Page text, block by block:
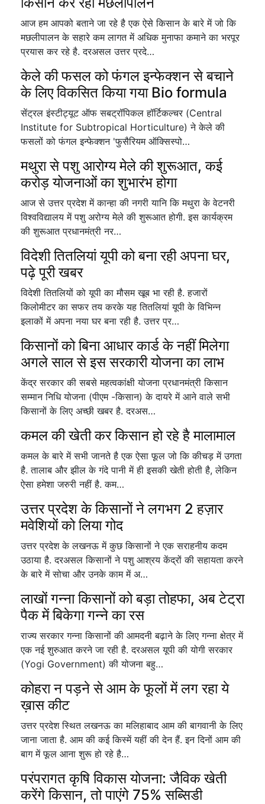
आज हम आपको बताने जा रहे है एक ऐसे किसान के बारे में जो कि
मछलीपालन के सहारे कम लागत में अधिक मुनाफा कमाने का भरपूर
प्रयास कर रहे है. दरअसल उत्तर प्रदे…
केले की फसल को फंगल इन्फेक्शन से बचाने
के लिए विकसित किया गया Bio formula
सेंट्रल इंस्टीट्यूट ऑफ सबट्रॉपिकल हॉर्टिकल्चर (Central
Institute for Subtropical Horticulture) ने केले की
फसलों को फंगल इन्फेक्शन 'फुसैरियम ऑक्सिस्पो…
मथुरा से पशु आरोग्य मेले की शुरूआत, कई
करोड़ योजनाओं का शुभारंभ होगा
आज से उत्तर प्रदेश में कान्हा की नगरी यानि कि मथुरा के वेटनरी
विश्वविद्यालय में पशु अरोग्य मेले की शुरूआत होगी. इस कार्यक्रम
की शुरूआत प्रधानमंत्री नर…
विदेशी तितलियां यूपी को बना रही अपना घर,
पढ़े पूरी खबर
विदेशी तितलियों को यूपी का मौसम खूब भा रही है. हजारों
किलोमीटर का सफर तय करके यह तितलियां यूपी के विभिन्न
इलाकों में अपना नया घर बना रही है. उत्तर प्र…
किसानों को बिना आधार कार्ड के नहीं मिलेगा
अगले साल से इस सरकारी योजना का लाभ
केंद्र सरकार की सबसे महत्वकांक्षी योजना प्रधानमंत्री किसान
सम्मान निधि योजना (पीएम -किसान) के दायरे में आने वाले सभी
किसानों के लिए अच्छी खबर है. दरअस…
कमल की खेती कर किसान हो रहे है मालामाल
कमल के बारे में सभी जानते है एक ऐसा फूल जो कि कीचड़ में उगता
है. तालाब और झील के गंदे पानी में ही इसकी खेती होती है, लेकिन
ऐसा हमेशा जरुरी नहीं है. कम…
उत्तर प्रदेश के किसानों ने लगभग 2 हज़ार
मवेशियों को लिया गोद
उत्तर प्रदेश के लखनऊ में कुछ किसानों ने एक सराहनीय कदम
उठाया है. दरअसल किसानों ने पशु आश्रय केंद्रों की सहायता करने
के बारे में सोचा और उनके काम में अ…
लाखों गन्ना किसानों को बड़ा तोहफा, अब टेट्रा
पैक में बिकेगा गन्ने का रस
राज्य सरकार गन्ना किसानों की आमदनी बढ़ाने के लिए गन्ना क्षेत्र में
एक नई शुरुआत करने जा रही है. दरअसल यूपी की योगी सरकार
(Yogi Government) की योजना बहु…
कोहरा न पड़ने से आम के फूलों में लग रहा ये
ख़ास कीट
उत्तर प्रदेश स्थित लखनऊ का मलिहाबाद आम की बागवानी के लिए
जाना जाता है. आम की कई किस्में यहीं की देन हैं. इन दिनों आम की
बाग में फूल आना शुरू हो रहे है…
परंपरागत कृषि विकास योजना: जैविक खेती
करेंगे किसान, तो पाएंगे 75% सब्सिडी